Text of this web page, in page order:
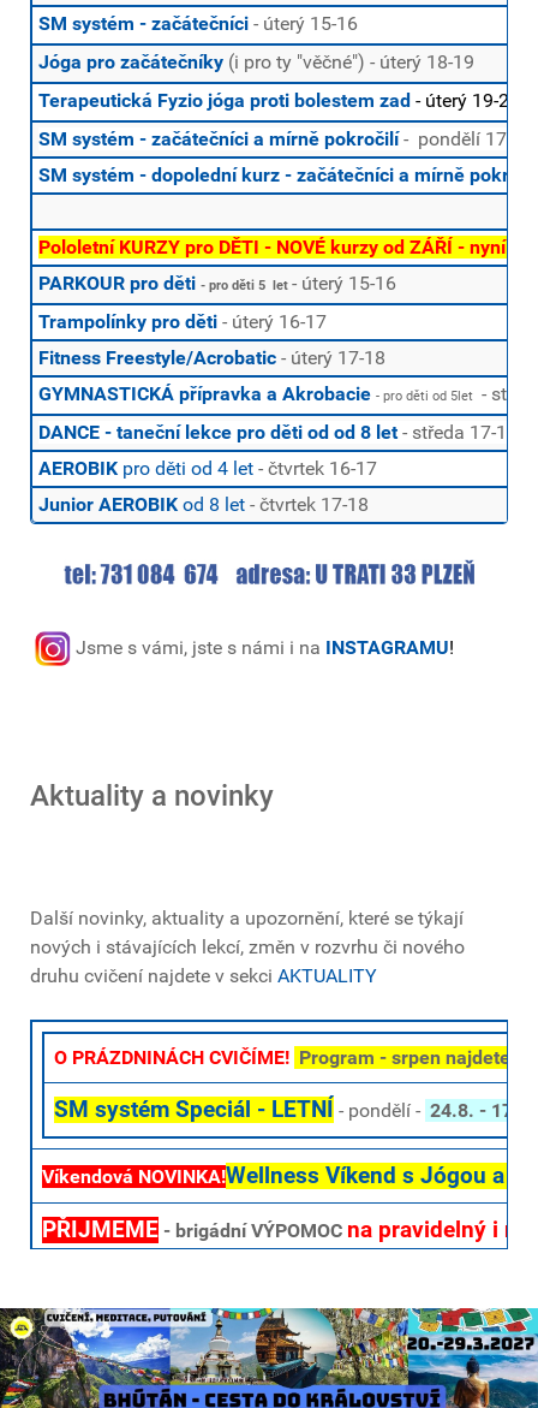
SM systém - začátečníci - úterý 15-16
Jóga pro začátečníky (i pro ty "věčné") - úterý 18-19
Terapeutická Fyzio jóga proti bolestem zad - úterý 19-20
SM systém - začátečníci a mírně pokročilí- pondělí 17-18
SM systém - dopolední kurz - začátečníci a mírně
Pololetní KURZY pro DĚTI - NOVÉ kurzy od ZÁŘÍ - nyní
PARKOUR pro děti - pro děti 5 let - úterý 15-16
Trampolínky pro děti - úterý 16-17
Fitness Freestyle/Acrobatic - úterý 17-18
GYMNASTICKÁ přípravka a Akrobacie - pro děti od 5let -
DANCE - taneční lekce pro děti od od 8 let - středa 17-18
AEROBIK pro děti od 4 let - čtvrtek 16-17
Junior AEROBIK od 8 let - čtvrtek 17-18
Jsme s vámi, jste s námi i na INSTAGRAMU!
Aktuality a novinky
Další novinky, aktuality a upozornění, které se týkají
nových i stávajících lekcí, změn v rozvrhu či nového
druhu cvičení najdete v sekci AKTUALITY
O PRÁZDNINÁCH CVIČÍME! Program - srpen najdete
SM systém Speciál - LETNÍ - pondělí - 24.8. - 17-
Víkendová NOVINKA!Wellness Víkend s Jógou a
PŘIJMEME - brigádní VÝPOMOC na pravidelný i
I letos se na děti těšíme o prázdninách - máme nově